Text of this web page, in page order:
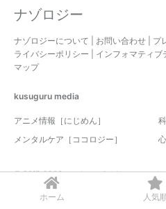
ホーム 人気
ナゾロジー
ナゾロジーについて お問い合わせ プ
ライバシーポリシー
インフォマティブ
マップ
kusuguru media
アニメ情報［にじめん］
メンタルケア［ココロジー］
© 2017-2026 nazology. all rights reserved.